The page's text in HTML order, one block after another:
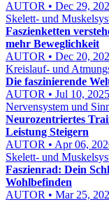
AUTOR • Dec 29,
Skelett- und
Faszienketten
mehr Beweglichkeit
AUTOR • Dec 20,
Kreislauf- und
Die faszinierende
AUTOR • Jul 10, 2025
Nervensystem und
Neurozentriertes
Leistung Steigern
AUTOR • Apr 06,
Skelett- und
Faszienrad: Dein
Wohlbefinden
AUTOR • Mar 25,